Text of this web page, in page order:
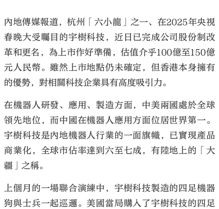
內地傳媒報道，杭州「六小龍」之一、在2025年央視
春晚大受矚目的宇樹科技，近日已完成公司股份制改
革和更名，為上市作好準備，估值介乎100億至150億
元人民幣。雖然上市地點仍未確定，但香港本身擁有
的優勢，對相關科技企業具有高度吸引力。
在機器人研發、應用、製造方面，中美兩國處於全球
領先地位，而中國在機器人應用方面位居世界第一。
宇樹科技是內地機器人行業的一面旗幟，已實現產品
商業化，全球市佔率達到六至七成，有陸地上的「大
疆」之稱。
上個月的一場聯合演練中，宇樹科技製造的四足機器
狗與士兵一起巡邏。美國當局購入了宇樹科技的四足